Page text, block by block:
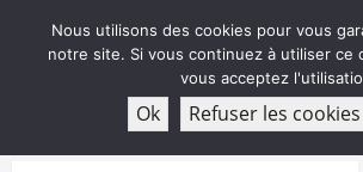
Nous utilisons des cookies pour vous
notre site. Si vous continuez à utiliser ce
vous acceptez
Ok Refuser les cookies